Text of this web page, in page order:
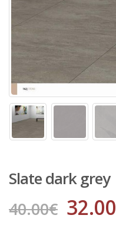
Slate dark grey
40.00€ 32.00